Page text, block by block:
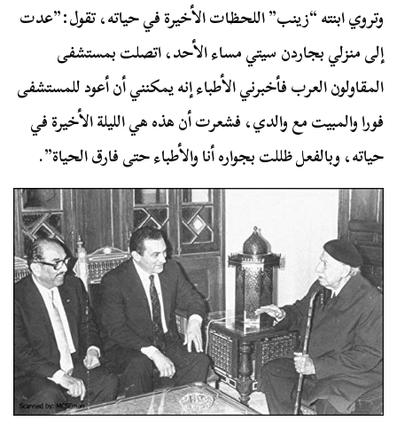
وتروي ابنته “زينب” اللحظات الأخيرة في حياته، تقول:”عدت
إلى منزلي بجاردن سيتي مساء الأحد، اتصلت بمستشفى
المقاولون العرب فأخبرني الأطباء إنه يمكنني أن أعود للمستشفى
فورا والمبيت مع والدي، فشعرت أن هذه هي الليلة الأخيرة في
حياته، وبالفعل ظللت بجواره أنا والأطباء حتى فارق الحياة”.